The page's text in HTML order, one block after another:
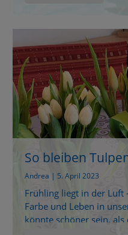
So bleiben
wirklich hilft!
Andrea | 5. April 2023
Frühling liegt in der
Farbe und Leben in
könnte schöner sein,